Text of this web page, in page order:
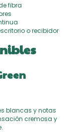
fibra
o recibidor
blancas y notas
cremosa y